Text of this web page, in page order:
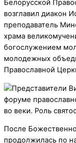
Белорусской
возглавил диакон
преподаватель
храма
богослужением
молодежных
Православной
После
продолжилась по